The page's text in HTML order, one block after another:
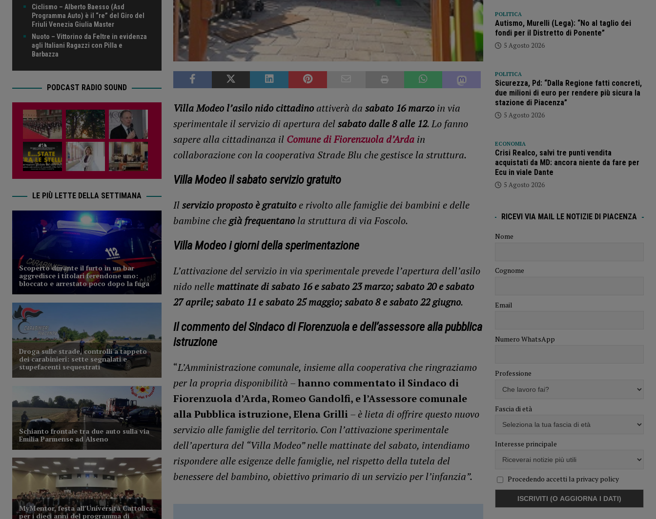
Villa Modeo l’asilo nido cittadinoattiverà da sabato 16 marzoin via
sperimentale il servizio di apertura delsabato dalle 8 alle 12. Lo fanno
sapere alla cittadinanza il Comune di Fiorenzuola d’Ardain
collaborazione con la cooperativa Strade Blu che gestisce la struttura.
Villa Modeo il sabato servizio gratuito
Ilservizio proposto è gratuitoe rivolto alle famiglie dei bambini e delle
bambine chegià frequentanola struttura di via Foscolo.
Villa Modeo i giorni della sperimentazione
L’attivazione del servizio in via sperimentale prevede l’apertura dell’asilo
nido nelle mattinate di sabato 16 e sabato 23 marzo; sabato 20 e sabato
27 aprile; sabato 11 e sabato 25 maggio; sabato 8 e sabato 22 giugno.
Il commento del Sindaco di Fiorenzuola e dell’assessore alla pubblica
istruzione
“L’Amministrazione comunale, insieme alla cooperativa che ringraziamo
per la propria disponibilità –hanno commentato il Sindaco di
Fiorenzuola d’Arda, Romeo Gandolfi, e l’Assessore comunale
alla Pubblica istruzione, Elena Grilli– è lieta di offrire questo nuovo
servizio alle famiglie del territorio. Con l’attivazione sperimentale
dell’apertura del “Villa Modeo” nelle mattinate del sabato, intendiamo
rispondere alle esigenze delle famiglie, nel rispetto della tutela del
benessere del bambino, obiettivo primario di un servizio per l’infanzia”.
Ciclismo – Alberto Baesso (Asd
Programma Auto) è il “re” del Giro del
Friuli Venezia Giulia Master
Nuoto – Vittorino da Feltre in evidenza
agli Italiani Ragazzi con Pilla e
Barbazza
PODCAST RADIO SOUND
LE PIÙ LETTE DELLA SETTIMANA
POLITICA
Autismo, Murelli (Lega): “No al taglio dei
fondi per il Distretto di Ponente”
5 Agosto 2026
POLITICA
Sicurezza, Pd: “Dalla Regione fatti concreti,
due milioni di euro per rendere più sicura la
stazione di Piacenza”
5 Agosto 2026
ECONOMIA
Crisi Realco, salvi tre punti vendita
acquistati da MD: ancora niente da fare per
Ecu in viale Dante
5 Agosto 2026
RICEVI VIA MAIL LE NOTIZIE DI PIACENZA
Nome
Cognome
Email
Numero WhatsApp
Professione
Fascia di età
Interesse principale
Procedendo accetti la privacy policy